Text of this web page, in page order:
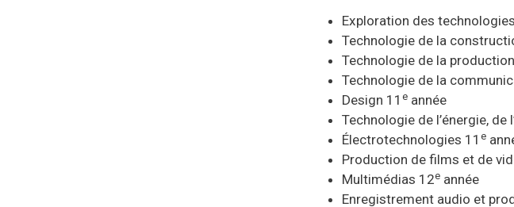
Exploration des
Technologie de la
Technologie de la
Technologie de la
Design 11 e année
Technologie de l’énergie,
Électrotechnologies 11 e
Production de films et de
Multimédias 12e année
Enregistrement audio et